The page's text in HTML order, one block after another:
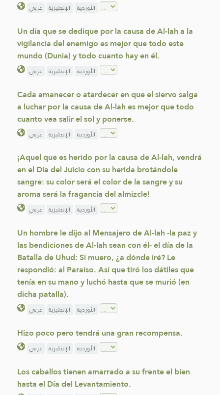
عربي الإنجليزية الأوردية
Un día que se dedique por la causa de Al-lah a la
vigilancia del enemigo es mejor que todo este
mundo (Dunia) y todo cuanto hay en él.
عربي الإنجليزية الأوردية
Cada amanecer o atardecer en que el siervo salga
a luchar por la causa de Al-lah es mejor que todo
cuanto vea salir el sol y ponerse.
عربي الإنجليزية الأوردية
¡Aquel que es herido por la causa de Al-lah, vendrá
en el Día del Juicio con su herida brotándole
sangre: su color será el color de la sangre y su
aroma será la fragancia del almizcle!
عربي الإنجليزية الأوردية
Un hombre le dijo al Mensajero de Al-lah -la paz y
las bendiciones de Al-lah sean con él- el día de la
Batalla de Uhud: Si muero, ¿a dónde iré? Le
respondió: al Paraíso. Así que tiró los dátiles que
tenía en su mano y luchó hasta que se murió (en
dicha patalla).
عربي الإنجليزية الأوردية
Hizo poco pero tendrá una gran recompensa.
عربي الإنجليزية الأوردية
Los caballos tienen amarrado a su frente el bien
hasta el Día del Levantamiento.